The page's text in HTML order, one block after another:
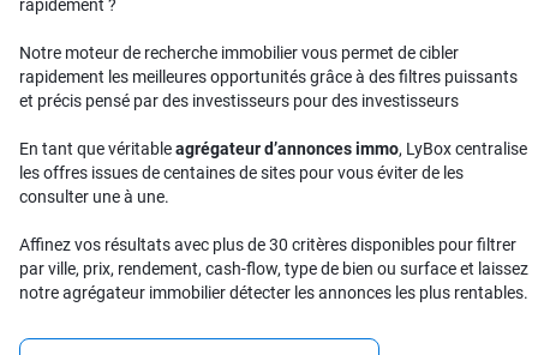
rapidement ?
Notre moteur de recherche immobilier vous permet de cibler
rapidement les meilleures opportunités grâce à des filtres puissants
et précis pensé par des investisseurs pour des investisseurs
En tant que véritableagrégateur d’annonces immo, LyBox centralise
les offres issues de centaines de sites pour vous éviter de les
consulter une à une.
Affinez vos résultats avec plus de 30 critères disponibles pour filtrer
par ville, prix, rendement, cash-flow, type de bien ou surface et laissez
notre agrégateur immobilier détecter les annonces les plus rentables.